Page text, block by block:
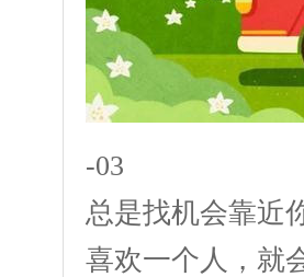
-03
总是找机会靠近
喜欢一个人，就